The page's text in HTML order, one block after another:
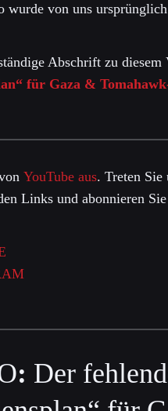
wurde von uns
Abschrift zu
für Gaza &
YouTube aus. Treten Sie
Links und abonnieren
: Der